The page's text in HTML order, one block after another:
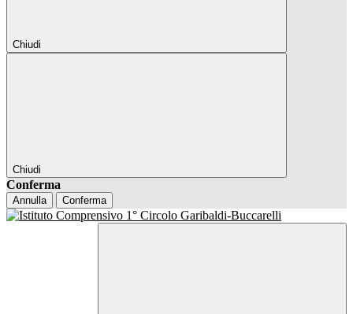
Chiudi
Chiudi
Conferma
Annulla Conferma